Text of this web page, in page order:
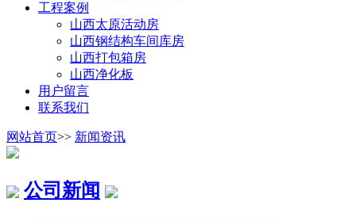
工程案例
山西太原活动房
山西钢结构车间库房
山西打包箱房
山西净化板
用户留言
联系我们
网站首页>> 新闻资讯
公司新闻